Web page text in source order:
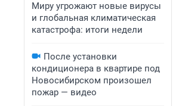
Миру угрожают новые вирусы
и глобальная климатическая
катастрофа: итоги недели
После установки
кондиционера в квартире под
Новосибирском произошел
пожар — видео